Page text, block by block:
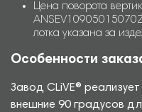
Цена поворота
лотка указана за
Особенности
Завод CLiVE®
внешние 90 градусов